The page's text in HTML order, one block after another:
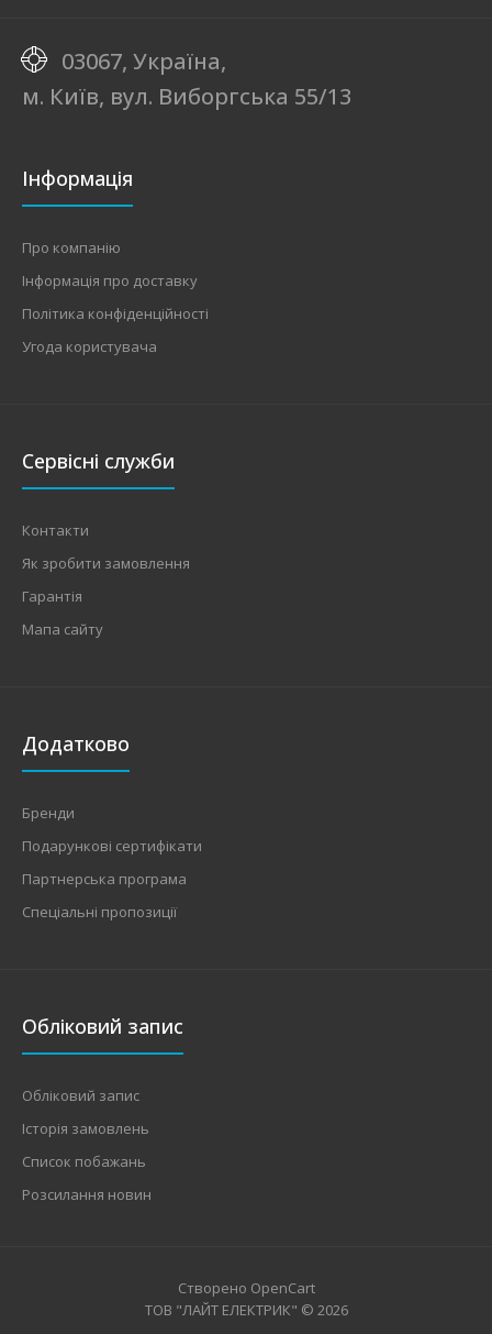
03067, Україна,
м. Київ, вул. Виборгська 55/13
Інформація
Про компанію
Інформація про доставку
Політика конфіденційності
Угода користувача
Сервісні служби
Контакти
Як зробити замовлення
Гарантія
Мапа сайту
Додатково
Бренди
Подарункові сертифікати
Партнерська програма
Спеціальні пропозиції
Обліковий запис
Обліковий запис
Історія замовлень
Список побажань
Розсилання новин
Створено OpenCart
ТОВ "ЛАЙТ ЕЛЕКТРИК" © 2026